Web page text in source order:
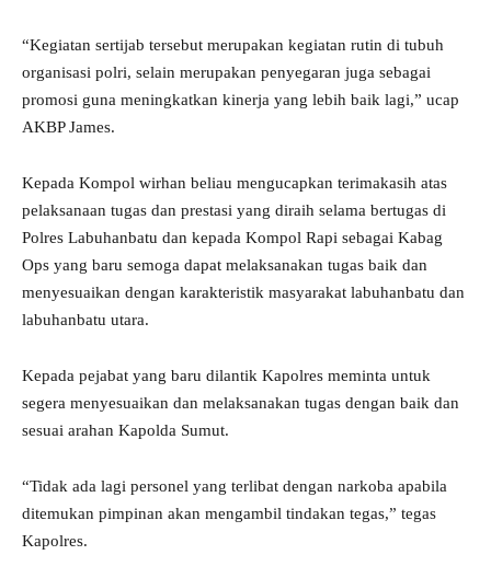
“Kegiatan sertijab tersebut merupakan kegiatan rutin di tubuh
organisasi polri, selain merupakan penyegaran juga sebagai
promosi guna meningkatkan kinerja yang lebih baik lagi,” ucap
AKBP James.
Kepada Kompol wirhan beliau mengucapkan terimakasih atas
pelaksanaan tugas dan prestasi yang diraih selama bertugas di
Polres Labuhanbatu dan kepada Kompol Rapi sebagai Kabag
Ops yang baru semoga dapat melaksanakan tugas baik dan
menyesuaikan dengan karakteristik masyarakat labuhanbatu dan
labuhanbatu utara.
Kepada pejabat yang baru dilantik Kapolres meminta untuk
segera menyesuaikan dan melaksanakan tugas dengan baik dan
sesuai arahan Kapolda Sumut.
“Tidak ada lagi personel yang terlibat dengan narkoba apabila
ditemukan pimpinan akan mengambil tindakan tegas,” tegas
Kapolres.